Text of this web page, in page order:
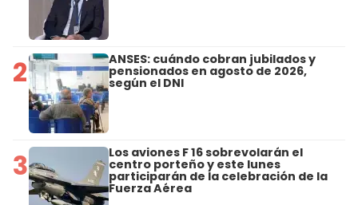
2 ANSES: cuándo cobran jubilados y
pensionados en agosto de 2026,
según el DNI
3 Los aviones F 16 sobrevolarán el
centro porteño y este lunes
participarán de la celebración de la
Fuerza Aérea